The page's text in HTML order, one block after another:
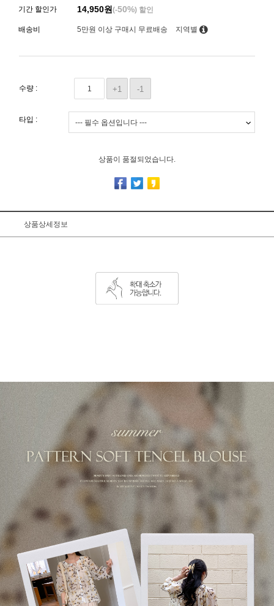
기간 할인가 14,950원 (-50%) 할인
배송비 5만원 이상 구매시 무료배송 지역별
수량 : +1 -1
타입 :
상품이 품절되었습니다.
상품상세정보